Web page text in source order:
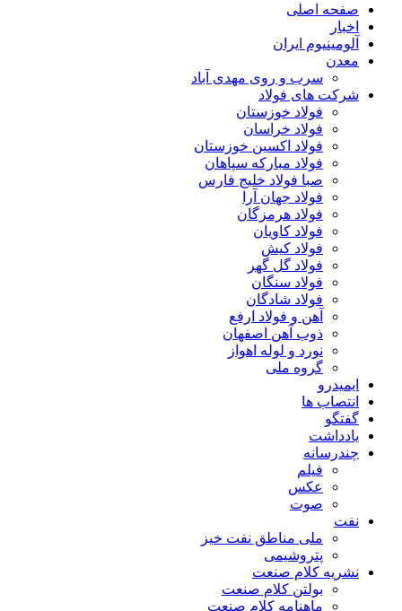
صفحه اصلی
اخبار
آلومینیوم ایران
معدن
سرب و روی مهدی آباد
شرکت های فولاد
فولاد خوزستان
فولاد خراسان
فولاد اکسین خوزستان
فولاد مبارکه سپاهان
صبا فولاد خلیج فارس
فولاد جهان آرا
فولاد هرمزگان
فولاد کاویان
فولاد کیش
فولاد گل گهر
فولاد سنگان
فولاد شادگان
آهن و فولاد ارفع
ذوب آهن اصفهان
نورد و لوله اهواز
گروه ملی
ایمیدرو
انتصاب ها
گفتگو
یادداشت
چندرسانه
فیلم
عکس
صوت
نفت
ملی مناطق نفت خیز
پتروشیمی
نشریه کلام صنعت
بولتن کلام صنعت
ماهنامه کلام صنعت